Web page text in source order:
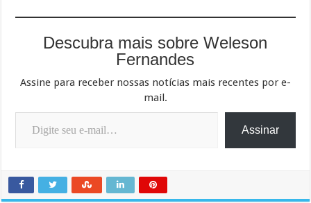
Descubra mais sobre Weleson
Fernandes
Assine para receber nossas notícias mais recentes por e-
mail.
Digite seu e-mail…
Assinar